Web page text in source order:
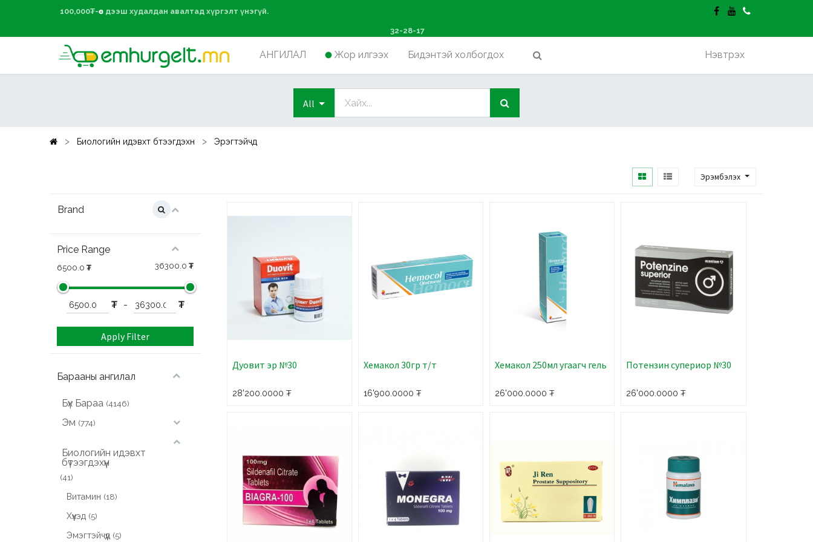
100,000₮-өөс дээш худалдан авалтад хүргэлт үнэгүй.
32-28-17
АНГИЛАЛ Жор илгээх Бидэнтэй холбогдох Нэвтрэх
All
Биологийн идэвхт бүтээгдэхүүн Эрэгтэйчүүд
Эрэмбэлэх
Brand
Price Range
6500.0 ₮ 36300.0 ₮
₮ - ₮
Apply Filter
Барааны ангилал
Бүх Бараа (4146)
Эм (774)
Биологийн идэвхт
бүтээгдэхүүн
(41)
Витамин (18)
Хүүхэд (5)
Эмэгтэйчүүд (5)
Дуовит эр №30
28'200.0000 ₮
Хемакол 30гр т/т
16'900.0000 ₮
Хемакол 250мл угаагч гель
26'000.0000 ₮
Потензин супериор №30
26'000.0000 ₮